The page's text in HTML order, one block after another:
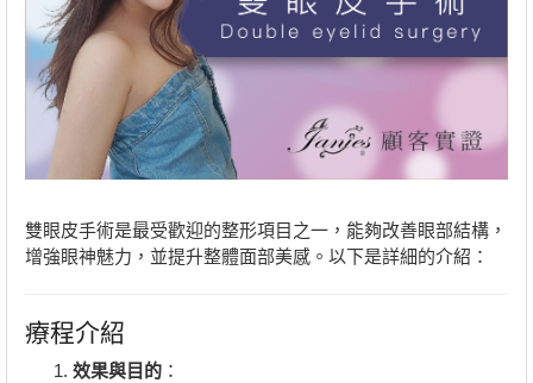
雙眼皮手術是最受歡迎的整形項目之一，能夠改善眼部結構，
增強眼神魅力，並提升整體面部美感。以下是詳細的介紹：
療程介紹
效果與目的 ：